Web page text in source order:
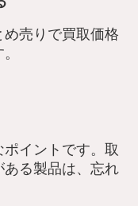
め売りで買取価格
イントです。取
る製品は、忘れ